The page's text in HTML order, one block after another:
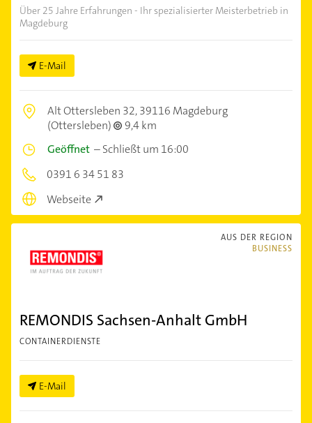
Über 25 Jahre Erfahrungen - Ihr spezialisierter Meisterbetrieb in
Magdeburg
E-Mail
Alt Ottersleben 32,39116 Magdeburg
(Ottersleben)
9,4 km
Geöffnet –Schließt um 16:00
0391 6 34 51 83
Webseite
AUS DER REGION
BUSINESS
REMONDIS Sachsen-Anhalt GmbH
CONTAINERDIENSTE
E-Mail